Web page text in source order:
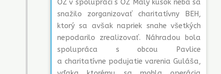
OZ v spolupráci s OZ Malý kúsok neba sa
snažilo zorganizovať charitatívny BEH,
ktorý sa avšak napriek snahe všetkých
nepodarilo zrealizovať. Náhradou bola
spolupráca s obcou Pavlice
a charitatívne podujatie varenia Guláša,